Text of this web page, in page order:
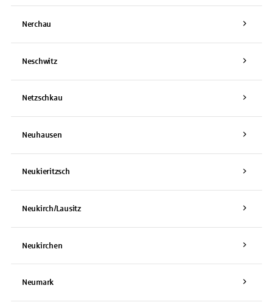
Nerchau
Neschwitz
Netzschkau
Neuhausen
Neukieritzsch
Neukirch/Lausitz
Neukirchen
Neumark